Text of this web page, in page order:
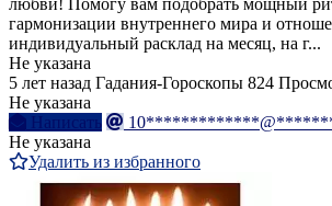
любви! Помогу вам подобрать мощный
гармонизации внутреннего мира и
индивидуальный расклад на месяц, на г...
Не указана
5 лет назад Гадания-Гороскопы 824
Не указана
Написать
Не указана
Удалить из избранного